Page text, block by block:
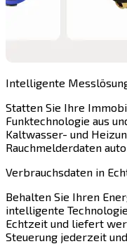
Intelligente
Statten Sie Ihre
Funktechnologie aus
Kaltwasser- und
Rauchmelderdaten
Verbrauchsdaten in
Behalten Sie Ihren
intelligente
Echtzeit und liefert
Steuerung jederzeit